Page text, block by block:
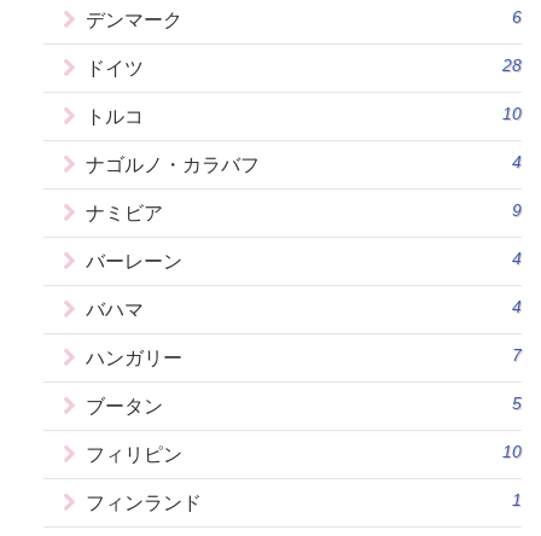
デンマーク 6
ドイツ 28
トルコ 10
ナゴルノ・カラバフ 4
ナミビア 9
バーレーン 4
バハマ 4
ハンガリー 7
ブータン 5
フィリピン 10
フィンランド 1